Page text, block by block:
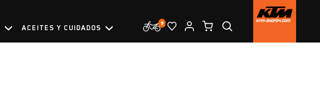
ACEITES Y CUIDADOS